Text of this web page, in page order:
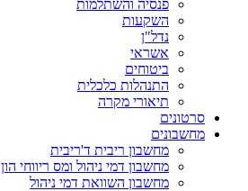
פנסיה והשתלמות
השקעות
נדל"ן
אשראי
ביטוחים
התנהלות כלכלית
תיאורי מקרה
סרטונים
מחשבונים
מחשבון ריבית ד'ריבית
מחשבון דמי ניהול ומס ריווחי הון
מחשבון השוואת דמי ניהול